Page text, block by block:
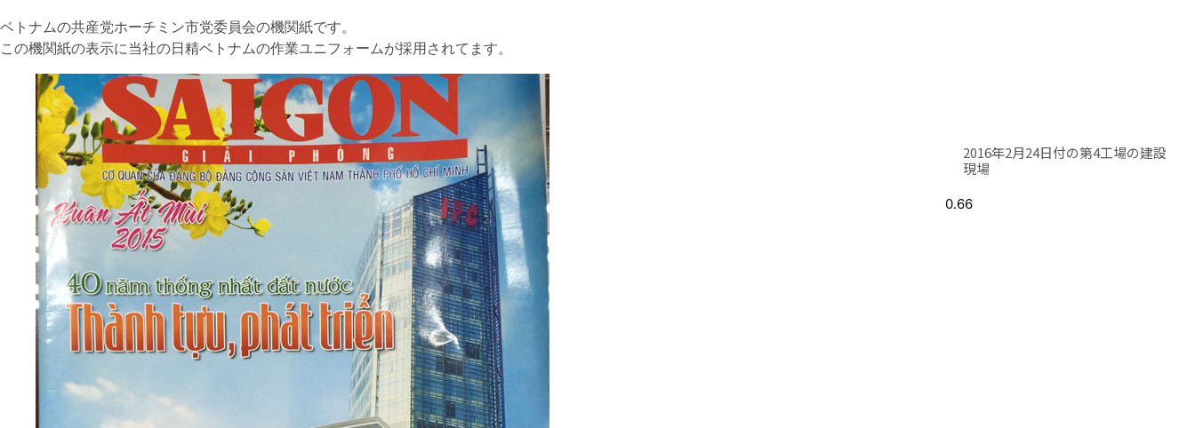
ベトナムの共産党ホーチミン市党委員会の機関紙です。
この機関紙の表示に当社の日精ベトナムの作業ユニフォームが採用されてます。
2016年2月24日付の第4工場の建設
現場